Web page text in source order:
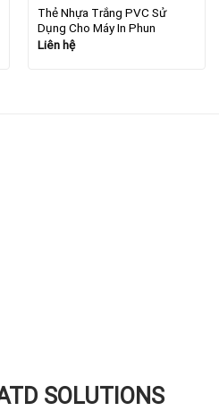
Thẻ Nhựa Trắng PVC Sử
Dụng Cho Máy In Phun
Liên hệ
SOLUTIONS